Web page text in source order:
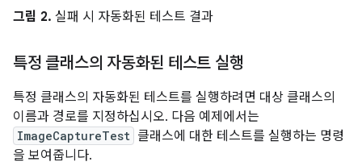
그림 2. 실패 시 자동화된 테스트 결과
특정 클래스의 자동화된 테스트 실행
특정 클래스의 자동화된 테스트를 실행하려면 대상 클래스의
이름과 경로를 지정하십시오. 다음 예제에서는
ImageCaptureTest 클래스에 대한 테스트를 실행하는 명령
을 보여줍니다.